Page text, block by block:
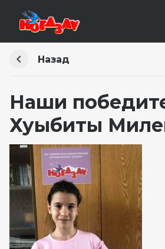
Назад
Наши
Хуыбиты